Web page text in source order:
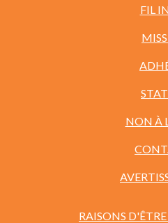
FIL
NON À
RAISONS